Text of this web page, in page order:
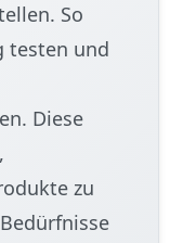
So
testen und
Diese
zu